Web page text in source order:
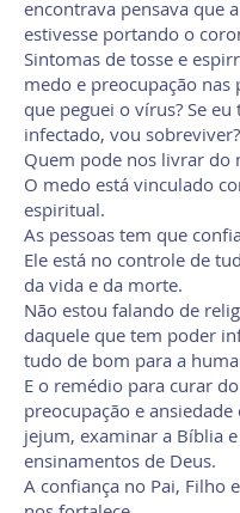
encontrava pensava que
estivesse portando o
Sintomas de tosse e
medo e preocupação nas
que peguei o vírus? Se eu
infectado, vou sobreviver?
Quem pode nos livrar do
O medo está vinculado
espiritual.
As pessoas tem que
Ele está no controle de
da vida e da morte.
Não estou falando de
daquele que tem poder
tudo de bom para a
E o remédio para curar
preocupação e ansiedade
jejum, examinar a Bíblia
ensinamentos de Deus.
A confiança no Pai, Filho